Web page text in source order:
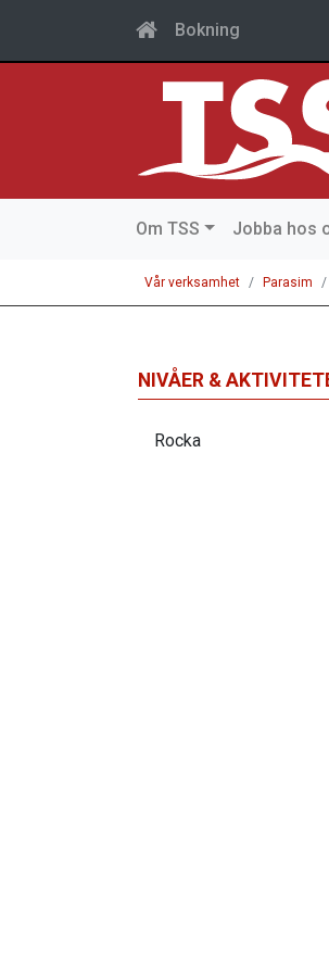
Bokning
Om TSS Jobba hos
Vår verksamhet Parasim
NIVÅER &
Rocka